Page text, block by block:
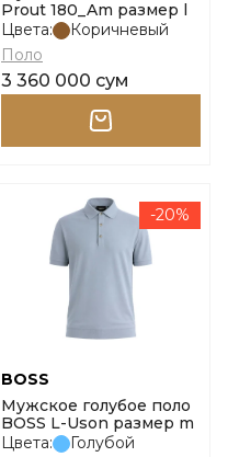
Prout 180_Am размер l
Цвета:
Коричневый
Поло
3 360 000 сум
-20%
BOSS
Мужское голубое поло
BOSS L-Uson размер m
Цвета:
Голубой